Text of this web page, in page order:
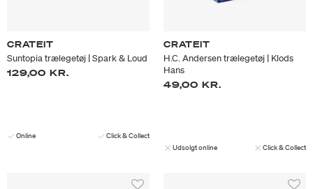
CRATEIT
Suntopia trælegetøj | Spark & Loud
129,00 KR.
Online Click & Collect
CRATEIT
H.C. Andersen trælegetøj | Klods
Hans
49,00 KR.
Udsolgt online Click & Collect